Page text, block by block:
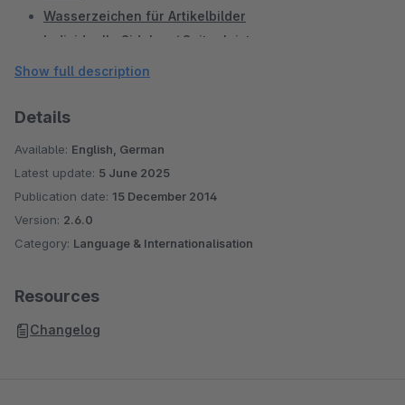
Wasserzeichen für Artikelbilder
Individuelle Sidebar / Seitenleiste
Mention XML Schnittstelle
Show full description
Details
Available: English, German
Latest update: 5 June 2025
Publication date: 15 December 2014
Version: 2.6.0
Category: Language & Internationalisation
Resources
Changelog